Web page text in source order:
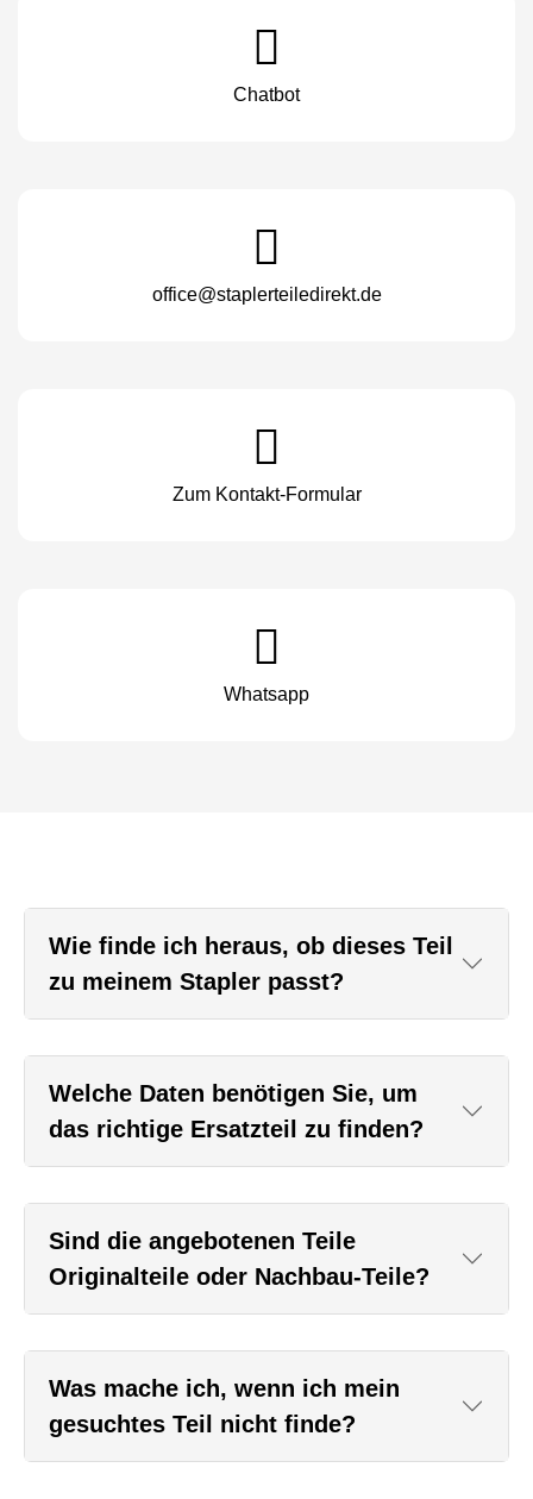
Chatbot
office@staplerteiledirekt.de
Zum Kontakt-Formular
Whatsapp
Wie finde ich heraus, ob dieses Teil
zu meinem Stapler passt?
Welche Daten benötigen Sie, um
das richtige Ersatzteil zu finden?
Sind die angebotenen Teile
Originalteile oder Nachbau-Teile?
Was mache ich, wenn ich mein
gesuchtes Teil nicht finde?